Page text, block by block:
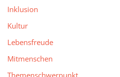
Inklusion
Kultur
Lebensfreude
Mitmenschen